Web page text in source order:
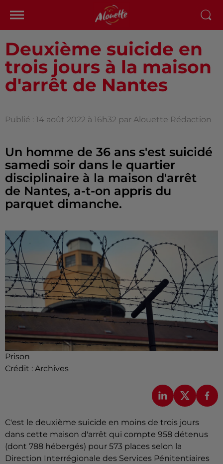
Deuxième suicide en
trois jours à la maison
d'arrêt de Nantes
Publié : 14 août 2022 à 16h32 par Alouette Rédaction
Un homme de 36 ans s'est suicidé
samedi soir dans le quartier
disciplinaire à la maison d'arrêt
de Nantes, a-t-on appris du
parquet dimanche.
Prison
Crédit : Archives
C'est le deuxième suicide en moins de trois jours
dans cette maison d'arrêt qui compte 958 détenus
(dont 788 hébergés) pour 573 places selon la
Direction Interrégionale des Services Pénitentiaires